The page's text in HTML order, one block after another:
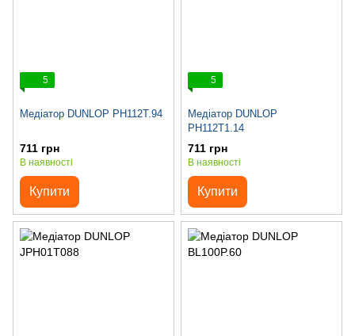
5
Медіатор DUNLOP PH112T.94
711 грн
В наявності
Купити
5
Медіатор DUNLOP
PH112T1.14
711 грн
В наявності
Купити